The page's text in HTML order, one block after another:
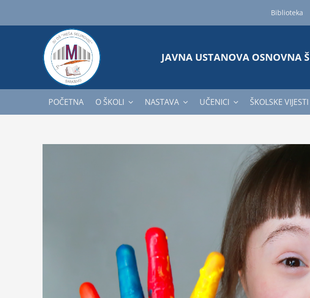
Biblioteka
JAVNA USTANOVA OSNOVNA
POČETNA O ŠKOLI NASTAVA UČENICI ŠKOLSKE VIJESTI